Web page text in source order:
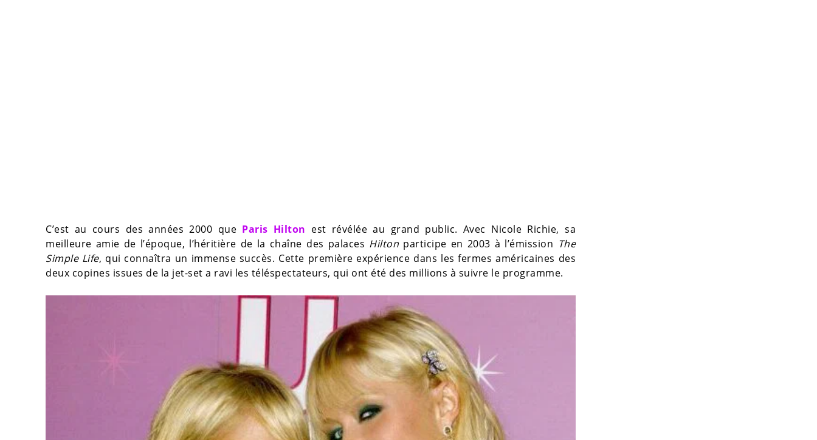
C’est au cours des années 2000 que Paris Hilton est révélée au grand public. Avec Nicole Richie, sa
meilleure amie de l’époque, l’héritière de la chaîne des palaces Hilton participe en 2003 à l’émission The
Simple Life, qui connaîtra un immense succès. Cette première expérience dans les fermes américaines des
deux copines issues de la jet-set a ravi les téléspectateurs, qui ont été des millions à suivre le programme.